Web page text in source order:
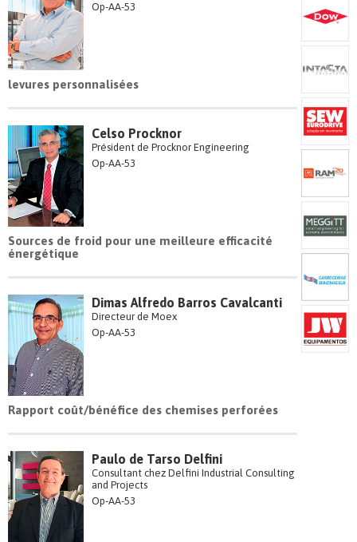
Op-AA-53
levures personnalisées
Celso Procknor
Président de Procknor Engineering
Op-AA-53
Sources de froid pour une meilleure efficacité
énergétique
Dimas Alfredo Barros Cavalcanti
Directeur de Moex
Op-AA-53
Rapport coût/bénéfice des chemises perforées
Paulo de Tarso Delfini
Consultant chez Delfini Industrial Consulting
and Projects
Op-AA-53